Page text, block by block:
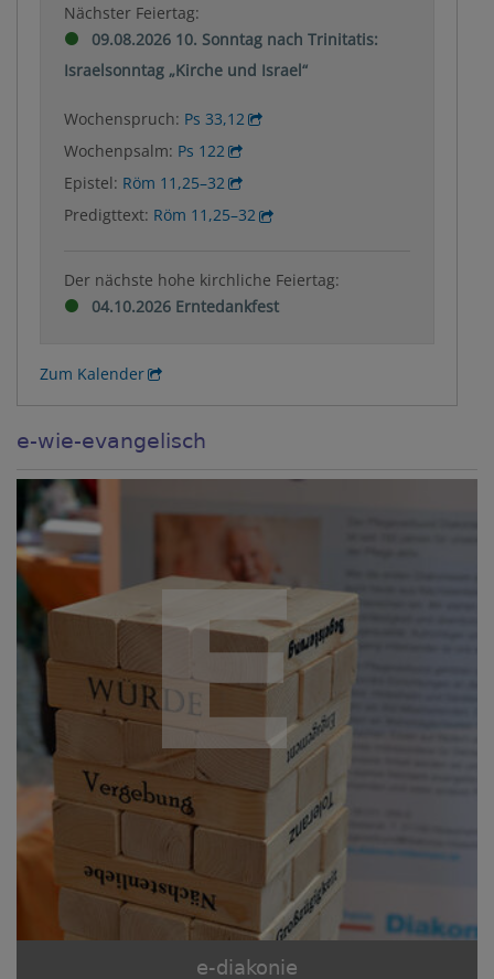
Nächster Feiertag:
09.08.2026 10. Sonntag nach Trinitatis:
Israelsonntag „Kirche und Israel“
Wochenspruch: Ps 33,12
Wochenpsalm: Ps 122
Epistel: Röm 11,25–32
Predigttext: Röm 11,25–32
Der nächste hohe kirchliche Feiertag:
04.10.2026 Erntedankfest
Zum Kalender
e-wie-evangelisch
e-diakonie